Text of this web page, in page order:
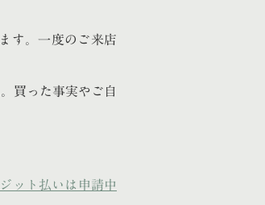
す。一度のご来店
買った事実やご自
ット払いは申請中